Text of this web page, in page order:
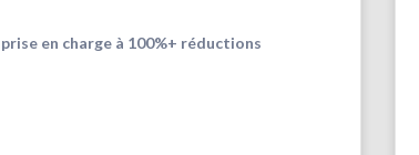
en charge à 100%+ réductions